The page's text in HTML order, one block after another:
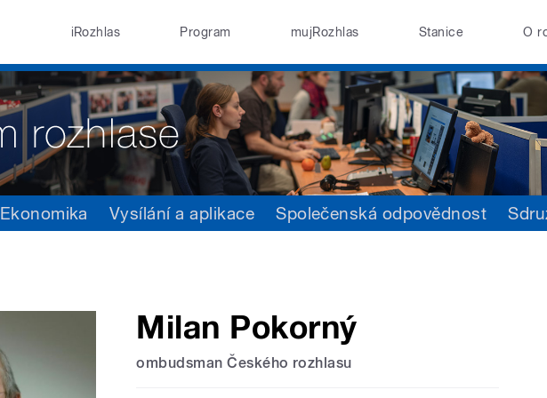
iRozhlas Program mujRozhlas Stanice O
Ekonomika Vysílání a aplikace Společenská odpovědnost
Milan Pokorný
ombudsman Českého rozhlasu